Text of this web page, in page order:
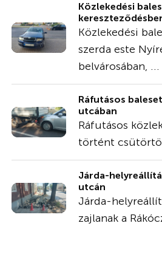
Közlekedési
Közlekedési
szerda este
belvárosában, ...
Ráfutásos
utcában
Ráfutásos
történt
Járda-
utcán
Járda-
zajlanak a